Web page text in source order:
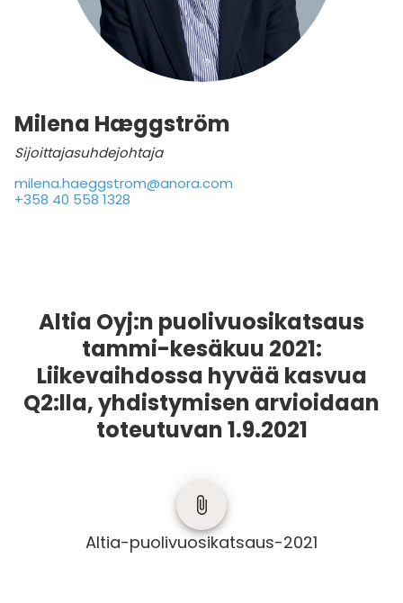
Milena Hæggström
Sijoittajasuhdejohtaja
milena.haeggstrom@anora.com
+358 40 558 1328
Altia Oyj:n puolivuosikatsaus
tammi-kesäkuu 2021:
Liikevaihdossa hyvää kasvua
Q2:lla, yhdistymisen arvioidaan
toteutuvan 1.9.2021
Altia-puolivuosikatsaus-2021